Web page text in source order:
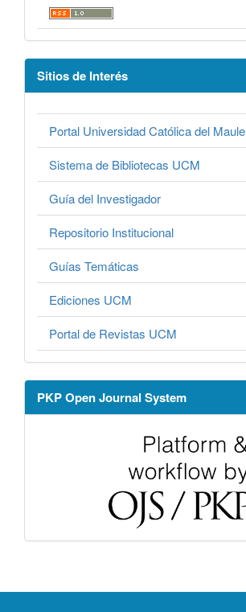
Sitios de Interés
Portal Universidad Católica del Maule
Sistema de Bibliotecas UCM
Guía del Investigador
Repositorio Institucional
Guías Temáticas
Ediciones UCM
Portal de Revistas UCM
PKP Open Journal System